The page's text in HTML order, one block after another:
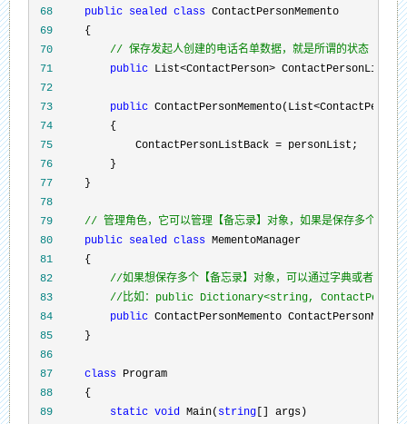
68
public sealed class
69
70
// 保存发起人创建的电话名单数据，就是所谓的状态
71
public List<ContactPerson>
72
73
public
74
75
             ContactPersonListBack =
76
77
78
79
// 管理角色，它可以管理【备忘录】对象，如果是保存多个【
80
public sealed class
81
82
//
83
//比如：public Dictionary<string,
84
public ContactPersonMemento
85
86
87
class
88
89
static void Main( string